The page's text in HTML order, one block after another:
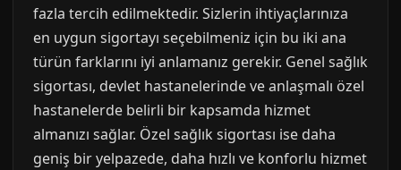
fazla tercih edilmektedir. Sizlerin ihtiyaçlarınıza
en uygun sigortayı seçebilmeniz için bu iki ana
türün farklarını iyi anlamanız gerekir. Genel sağlık
sigortası, devlet hastanelerinde ve anlaşmalı özel
hastanelerde belirli bir kapsamda hizmet
almanızı sağlar. Özel sağlık sigortası ise daha
geniş bir yelpazede, daha hızlı ve konforlu hizmet